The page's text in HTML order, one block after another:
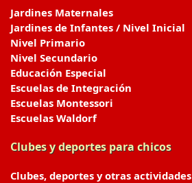
Jardines Maternales
Jardines de Infantes / Nivel Inicial
Nivel Primario
Nivel Secundario
Educación Especial
Escuelas de Integración
Escuelas Montessori
Escuelas Waldorf
Clubes y deportes para chicos
Clubes, deportes y otras actividades